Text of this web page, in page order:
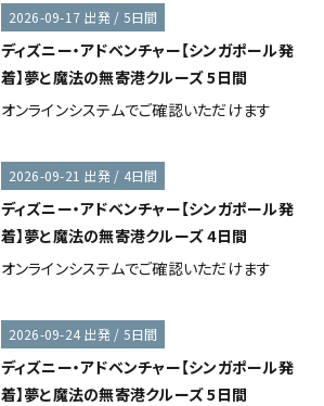
2026-09-17 出発 / 5日間
ディズニー・アドベンチャー【シンガポール発
着】夢と魔法の無寄港クルーズ 5日間
オンラインシステムでご確認いただけます
2026-09-21 出発 / 4日間
ディズニー・アドベンチャー【シンガポール発
着】夢と魔法の無寄港クルーズ 4日間
オンラインシステムでご確認いただけます
2026-09-24 出発 / 5日間
ディズニー・アドベンチャー【シンガポール発
着】夢と魔法の無寄港クルーズ 5日間